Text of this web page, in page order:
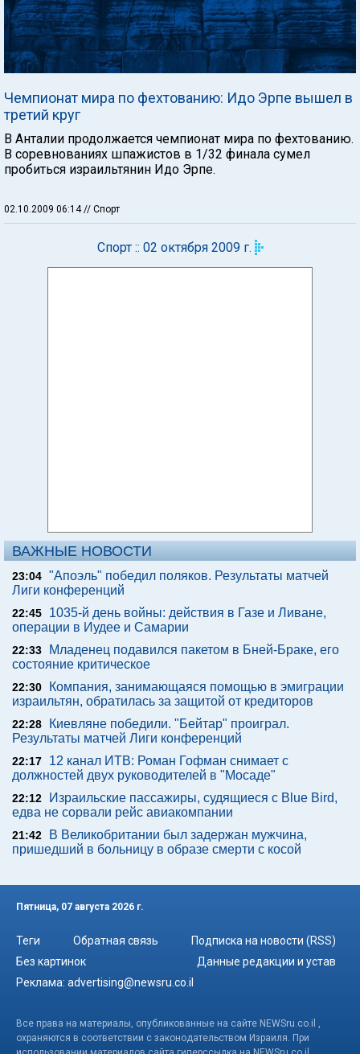
Чемпионат мира по фехтованию: Идо Эрпе вышел в
третий круг
В Анталии продолжается чемпионат мира по фехтованию.
В соревнованиях шпажистов в 1/32 финала сумел
пробиться израильтянин Идо Эрпе.
02.10.2009 06:14 // Спорт
Спорт :: 02 октября 2009 г.
ВАЖНЫЕ НОВОСТИ
23:04 "Апоэль" победил поляков. Результаты матчей
Лиги конференций
22:45
1035-й день войны: действия в Газе и Ливане,
операции в Иудее и Самарии
22:33
Младенец подавился пакетом в Бней-Браке, его
состояние критическое
22:30
Компания, занимающаяся помощью в эмиграции
израильтян, обратилась за защитой от кредиторов
22:28
Киевляне победили. "Бейтар" проиграл.
Результаты матчей Лиги конференций
22:17
12 канал ИТВ: Роман Гофман снимает с
должностей двух руководителей в "Мосаде"
22:12
Израильские пассажиры, судящиеся с Blue Bird,
едва не сорвали рейс авиакомпании
21:42
В Великобритании был задержан мужчина,
пришедший в больницу в образе смерти с косой
Пятница, 07 августа 2026 г.
Теги Обратная связь
Подписка на новости (RSS)
Без картинок
Данные редакции и устав
Реклама: advertising@newsru.co.il
Все права на материалы, опубликованные на сайте NEWSru.co.il ,
охраняются в соответствии с законодательством Израиля. При